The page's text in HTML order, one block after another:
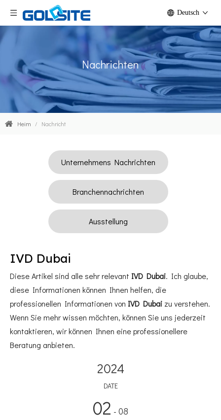
Deutsch
Nachrichten
Heim / Nachricht
Unternehmens Nachrichten
Branchennachrichten
Ausstellung
IVD Dubai
Diese Artikel sind alle sehr relevant IVD Dubai. Ich glaube,
diese Informationen können Ihnen helfen, die
professionellen Informationen von IVD Dubai zu verstehen.
Wenn Sie mehr wissen möchten, können Sie uns jederzeit
kontaktieren, wir können Ihnen eine professionellere
Beratung anbieten.
2024
DATE
02 - 08